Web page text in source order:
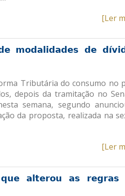
[Ler
modalidades de
Tributária do consumo no
depois da tramitação no
semana, segundo
da proposta, realizada na
[Ler
que alterou as regras